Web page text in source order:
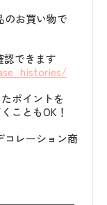
お買い物で
できます
ポイントを
こともOK！
レーション商